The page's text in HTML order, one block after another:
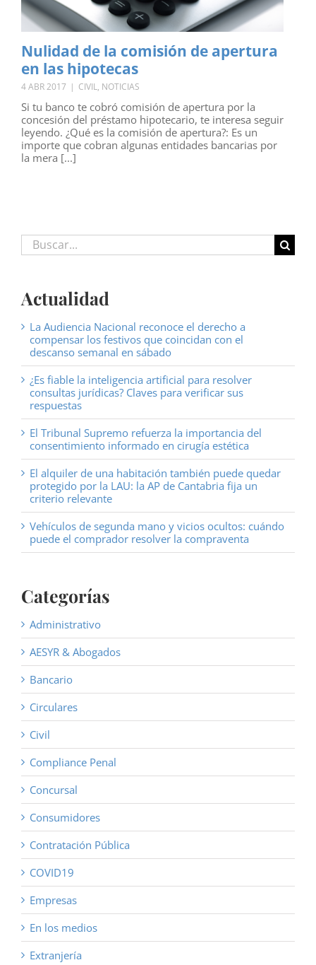
Nulidad de la comisión de apertura
en las hipotecas
4 ABR 2017 | CIVIL, NOTICIAS
Si tu banco te cobró comisión de apertura por la
concesión del préstamo hipotecario, te interesa seguir
leyendo. ¿Qué es la comisión de apertura?: Es un
importe que cobran algunas entidades bancarias por
la mera [...]
Buscar:
Actualidad
La Audiencia Nacional reconoce el derecho a
compensar los festivos que coincidan con el
descanso semanal en sábado
¿Es fiable la inteligencia artificial para resolver
consultas jurídicas? Claves para verificar sus
respuestas
El Tribunal Supremo refuerza la importancia del
consentimiento informado en cirugía estética
El alquiler de una habitación también puede quedar
protegido por la LAU: la AP de Cantabria fija un
criterio relevante
Vehículos de segunda mano y vicios ocultos: cuándo
puede el comprador resolver la compraventa
Categorías
Administrativo
AESYR & Abogados
Bancario
Circulares
Civil
Compliance Penal
Concursal
Consumidores
Contratación Pública
COVID19
Empresas
En los medios
Extranjería